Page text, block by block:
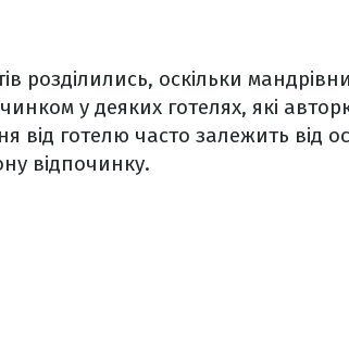
розділились, оскільки
у деяких готелях, які
від готелю часто залежить від
відпочинку.